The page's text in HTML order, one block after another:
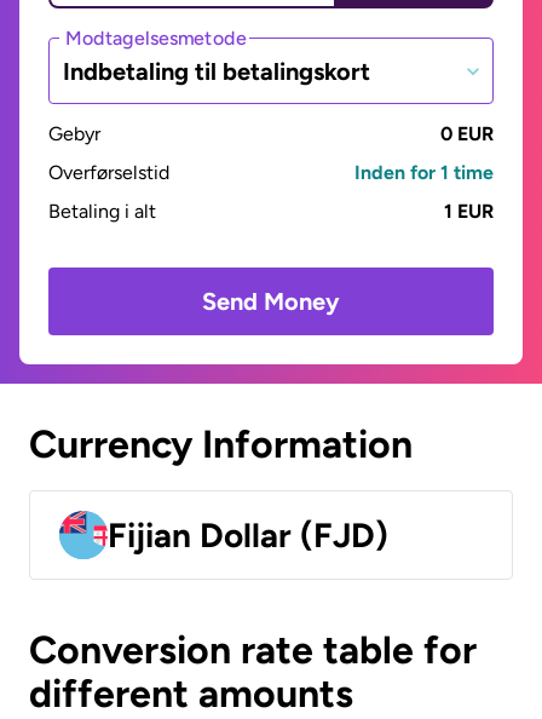
Modtagelsesmetode
Indbetaling til betalingskort
Gebyr
0 EUR
Overførselstid
Inden for 1 time
Betaling i alt
1 EUR
Send Money
Currency Information
Fijian Dollar (FJD)
Conversion rate table for
different amounts